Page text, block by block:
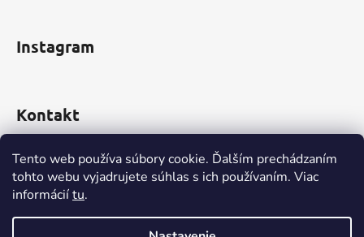
Tento web používa súbory cookie. Ďalším prechádzaním
tohto webu vyjadrujete súhlas s ich používaním. Viac
informáciítu.
Instagram
Kontakt
obchod@incomp.sk
0910 999 552